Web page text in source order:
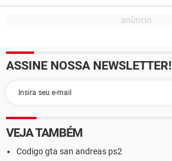
ASSINE NOSSA NEWSLETTER!
VEJA TAMBÉM
Codigo gta san andreas ps2